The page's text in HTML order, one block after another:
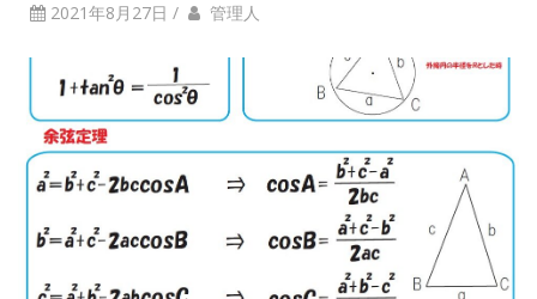
2021年8月27日 / 管理人